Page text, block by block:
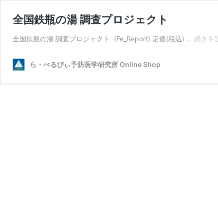
全国鉄瓶の湯 調査プロジェクト
全国鉄瓶の湯 調査プロジェクト (Fe_Report) 定価(税込) … 続きを
ら・べるびぃ予防医学研究所 Online Shop